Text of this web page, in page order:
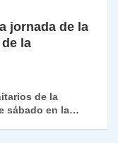
jornada de la
la
de la
sábado en la…